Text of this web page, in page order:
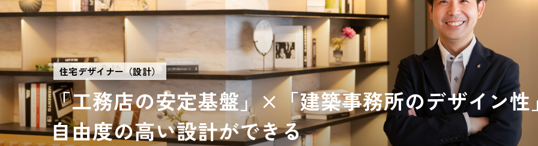
住宅デザイナー（設計）
「工務店の安定基盤」×「建築事務所のデザイン性
自由度の高い設計ができる